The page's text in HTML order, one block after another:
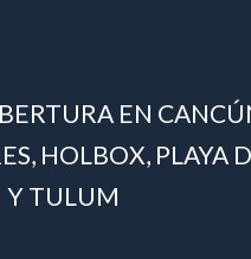
EN
HOLBOX, PLAYA
Y TULUM